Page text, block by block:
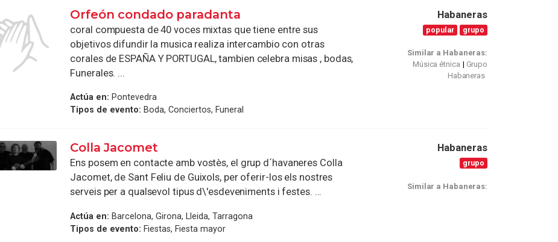
Orfeón condado paradanta
coral compuesta de 40 voces mixtas que tiene entre sus
objetivos difundir la musica realiza intercambio con otras
corales de ESPAÑA Y PORTUGAL, tambien celebra misas , bodas,
Funerales. ...
Actúa en: Pontevedra
Tipos de evento: Boda, Conciertos, Funeral
Habaneras
popular grupo
Similar a Habaneras:
Música étnica
Grupo
Habaneras
Colla Jacomet
Ens posem en contacte amb vostès, el grup d´havaneres Colla
Jacomet, de Sant Feliu de Guixols, per oferir-los els nostres
serveis per a qualsevol tipus d\'esdeveniments i festes. ...
Actúa en: Barcelona, Girona, Lleida, Tarragona
Tipos de evento: Fiestas, Fiesta mayor
Habaneras
grupo
Similar a Habaneras: